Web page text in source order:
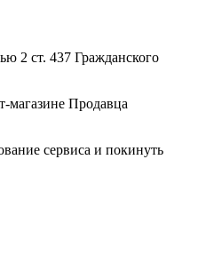
2 ст. 437 Гражданского
магазине Продавца
сервиса и покинуть